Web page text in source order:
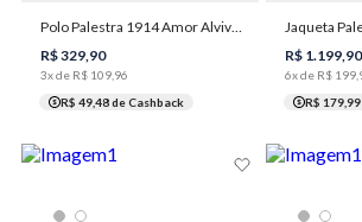
P M G GG XGG
Polo Palestra 1914 Amor Alviverde Masculina Individual
R$329,90
3x de R$ 109 96
R$ 49,48de Cashback
P M
R$ 1.199,90
6x de R$ 199
R$ 179,99